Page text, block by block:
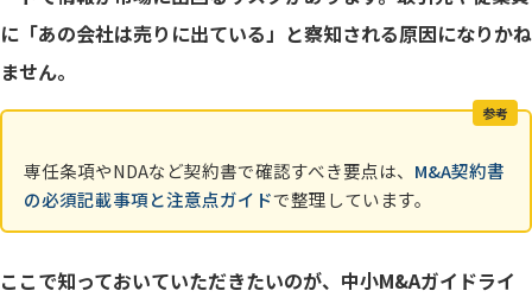
に「あの会社は売りに出ている」と察知される原因になりかね
ません。
参考
専任条項やNDAなど契約書で確認すべき要点は、 M&A契約書
の必須記載事項と注意点ガイドで整理しています。
ここで知っておいていただきたいのが、中小M&Aガイドライ